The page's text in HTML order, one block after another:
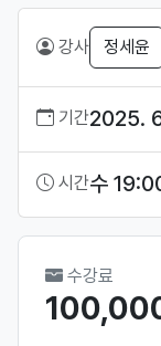
강사 정세윤
기간2025.
시간수
수강료